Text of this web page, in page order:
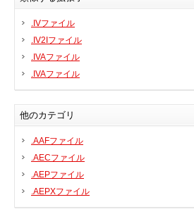
他のドライバやツール
プリンタ、スキャナ
ルーター、スイッチ、AP
サウンドカード
テレビ、HDTV、プロジェクター
チューナーテレビ、TVカード
VoIP
.IVファイル
.IV2Iファイル
.IVAファイル
.IVAファイル
他のカテゴリ
.AAFファイル
.AECファイル
.AEPファイル
.AEPXファイル